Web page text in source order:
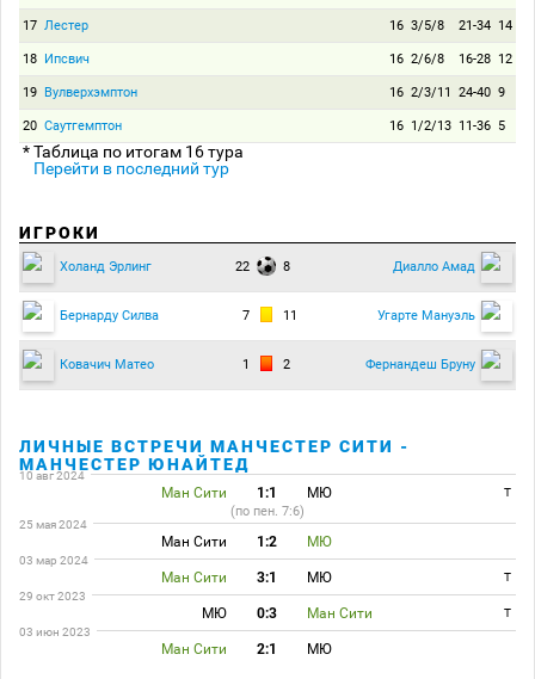
17 Лестер 16 3/5/8 21-34 14
18 Ипсвич 16 2/6/8 16-28 12
19 Вулверхэмптон 16 2/3/11 24-40 9
20 Саутгемптон 16 1/2/13 11-36 5
* Таблица по итогам 16 тура
Перейти в последний тур
ИГРОКИ
Холанд Эрлинг 22 8 Диалло Амад
Бернарду Силва 7 11 Угарте Мануэль
Ковачич Матео 1 2 Фернандеш Бруну
ЛИЧНЫЕ ВСТРЕЧИ МАНЧЕСТЕР СИТИ -
МАНЧЕСТЕР ЮНАЙТЕД
10 авг 2024
Ман Сити 1:1 МЮ T
(по пен. 7:6)
25 мая 2024
Ман Сити 1:2 МЮ
03 мар 2024
Ман Сити 3:1 МЮ
T
29 окт 2023
МЮ 0:3 Ман Сити
T
03 июн 2023
Ман Сити 2:1 МЮ